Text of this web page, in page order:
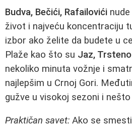
Budva, Bečići, Rafailovići
život i najveću koncentraciju
izbor ako želite da budete u
Plaže kao što su Jaz,
nekoliko minuta vožnje i
najlepšim u Crnoj Gori.
gužve u visokoj sezoni i nešto
Praktičan savet: Ako se